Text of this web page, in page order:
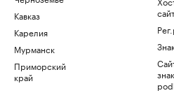
Кавказ
Карелия
Мурманск
Приморский
край